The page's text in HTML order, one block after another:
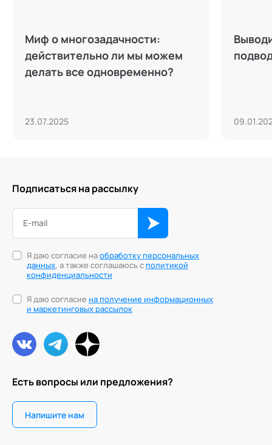
Миф о многозадачности:
действительно ли мы можем
делать все одновременно?
23.07.2025
Есть вопросы или предложения?
Напишите нам
Подписаться на рассылку
Я даю согласие наобработку персональных
данных, а также соглашаюсь сполитикой
конфиденциальности
Я даю согласие на получение информационных
и маркетинговых рассылок